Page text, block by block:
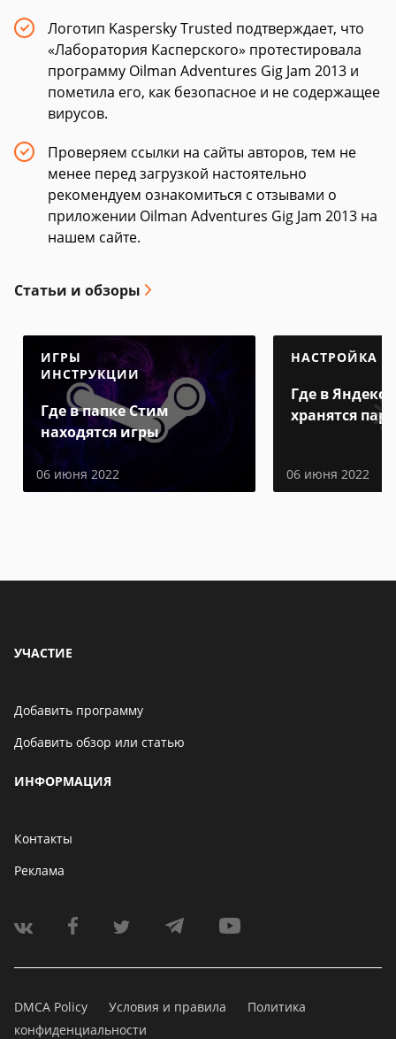
Логотип Kaspersky Trusted подтверждает, что
«Лаборатория Касперского» протестировала
программу Oilman Adventures Gig Jam 2013 и
пометила его, как безопасное и не содержащее
вирусов.
Проверяем ссылки на сайты авторов, тем не
менее перед загрузкой настоятельно
рекомендуем ознакомиться с отзывами о
приложении Oilman Adventures Gig Jam 2013 на
нашем сайте.
Статьи и обзоры
ИГРЫ
ИНСТРУКЦИИ
Где в папке Стим
находятся игры
06 июня 2022
НАСТРОЙКА
Где в Яндекс
хранятся
06 июня 2022
УЧАСТИЕ
Добавить программу
Добавить обзор или статью
ИНФОРМАЦИЯ
Контакты
Реклама
DMCA Policy Условия и правила
Политика
конфиденциальности